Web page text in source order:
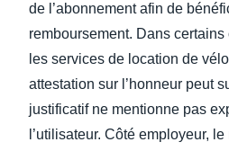
de l’abonnement afin de
remboursement. Dans
les services de location de
attestation sur l’honneur peut
justificatif ne mentionne pas
l’utilisateur. Côté employeur,